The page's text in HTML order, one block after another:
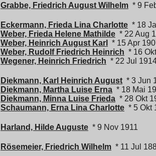
Grabbe, Friedrich August Wilhelm * 9
Eckermann, Frieda Lina Charlotte * 18
Weber, Frieda Helene Mathilde * 22 Aug
Weber, Heinrich August Karl
* 15 Apr
Weber, Rudolf Friedrich Heinrich * 16
Wegener, Heinrich Friedrich * 22 Jul
Diekmann, Karl Heinrich August * 3 Jun
Diekmann, Martha Luise Erna * 18 Mai
Diekmann, Minna Luise Frieda * 28 Okt
Schaumann, Erna Lina Charlotte * 5 Okt
Harland, Hilde Auguste * 9 Nov 1911
Rösemeier, Friedrich Wilhelm * 11 Jul